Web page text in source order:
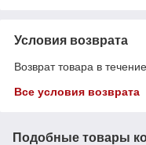
Условия возврата
Возврат товара в
Все условия возврата
Подобные товары